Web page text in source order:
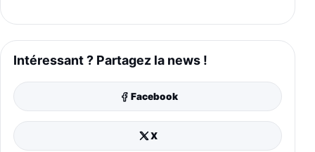
Intéressant ? Partagez la news !
Facebook
X